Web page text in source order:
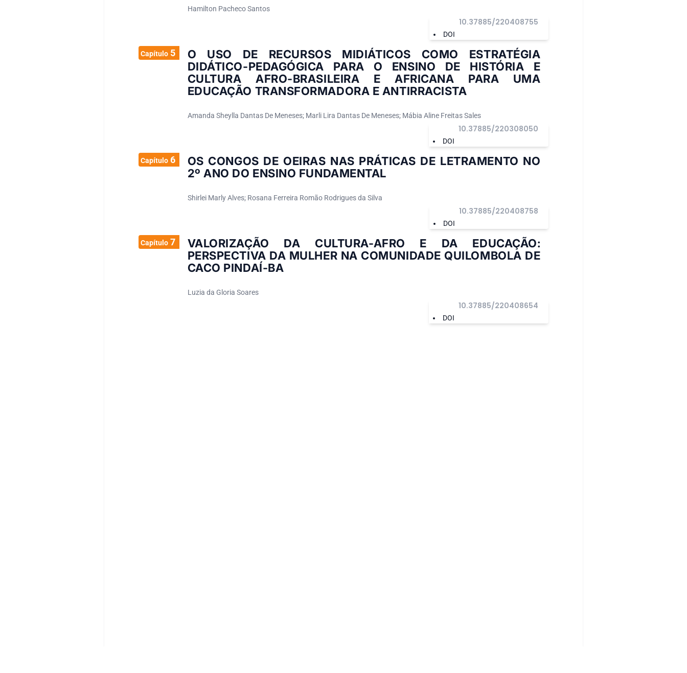
Hamilton Pacheco Santos
DOI
10.37885/220408755
Capítulo5
O USO DE RECURSOS MIDIÁTICOS COMO ESTRATÉGIA
DIDÁTICO-PEDAGÓGICA PARA O ENSINO DE HISTÓRIA E
CULTURA AFRO-BRASILEIRA E AFRICANA PARA UMA
EDUCAÇÃO TRANSFORMADORA E ANTIRRACISTA
Amanda Sheylla Dantas De Meneses; Marli Lira Dantas De Meneses; Mábia Aline Freitas Sales
DOI
10.37885/220308050
Capítulo6
OS CONGOS DE OEIRAS NAS PRÁTICAS DE LETRAMENTO NO
2º ANO DO ENSINO FUNDAMENTAL
Shirlei Marly Alves; Rosana Ferreira Romão Rodrigues da Silva
DOI
10.37885/220408758
Capítulo7
VALORIZAÇÃO DA CULTURA-AFRO E DA EDUCAÇÃO:
PERSPECTIVA DA MULHER NA COMUNIDADE QUILOMBOLA DE
CACO PINDAÍ-BA
Luzia da Gloria Soares
DOI
10.37885/220408654